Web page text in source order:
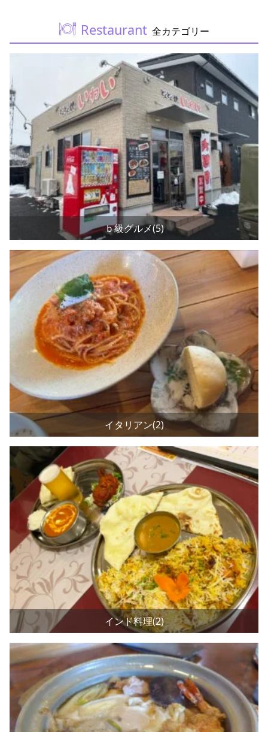
Restaurant 全カテゴリー
ｂ級グルメ(5)
イタリアン(2)
インド料理(2)